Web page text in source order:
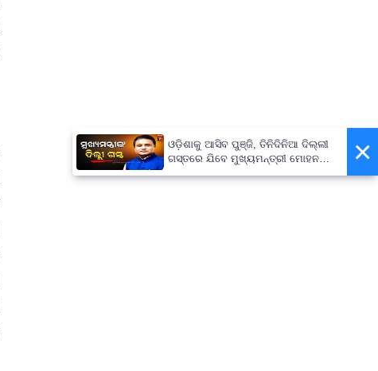
×
ଓଡ଼ିଶାକୁ ଆସିବ ପୁଞ୍ଜି, ତିନିଦିନିଆ ଦିଲ୍ଲୀ
ଗସ୍ତରେ ଯିବେ ମୁଖ୍ୟମନ୍ତ୍ରୀ ମୋହନ
ମାଝୀ